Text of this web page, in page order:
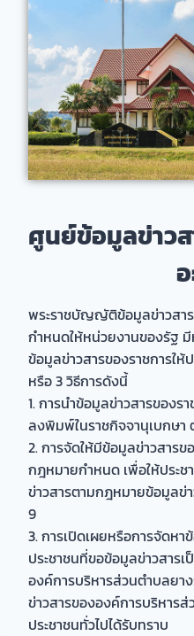
ศูนย์ข้อมูลข่าวส
อ
พระราชบัญญัติข้อมูลข่าวสาร
กำหนดให้หน่วยงานของรัฐ
ข้อมูลข่าวสารของราชการให้
หรือ 3 วิธีการดังนี้
1. การนำข้อมูลข่าวสารของ
ลงพิมพ์ในราชกิจจานุเบกษา
2. การจัดให้มีข้อมูลข่าวสาร
กฎหมายกำหนด เพื่อให้ประช
ข่าวสารตามกฎหมายข้อมูลข่
9
3. การเปิดเผยหรือการจัดหา
ประชาชนที่ขอข้อมูลข่าวสารเ
องค์การบริหารส่วนตำบลยา
ข่าวสารขององค์การบริหาร
ประชาชนทั่วไปได้รับทราบ